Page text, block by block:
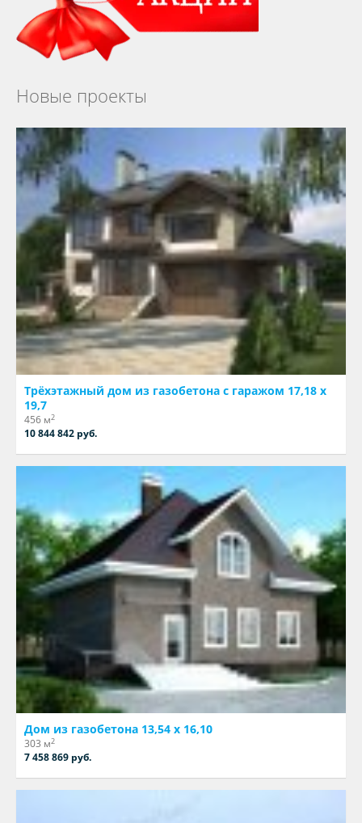
Новые проекты
Трёхэтажный дом из газобетона с гаражом 17,18 х
19,7
456 м2
10 844 842 руб.
Дом из газобетона 13,54 х 16,10
303 м2
7 458 869 руб.